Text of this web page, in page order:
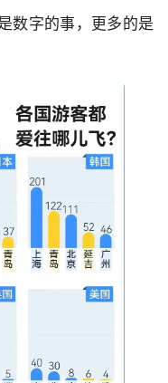
数字的事，更多的是